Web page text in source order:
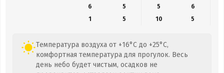
6
5 5
6
1
5 10 5
Температура воздуха от +16°C до +25°C,
комфортная температура для прогулок. Весь
день небо будет чистым, осадков не